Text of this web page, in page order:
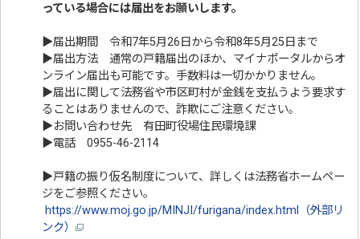
っている場合には届出をお願いします。
▶届出期間 令和7年5月26日から令和8年5月25日まで
▶届出方法 通常の戸籍届出のほか、マイナポータルからオ
ンライン届出も可能です。手数料は一切かかりません。
▶届出に関して法務省や市区町村が金銭を支払うよう要求す
ることはありませんので、詐欺にご注意ください。
▶お問い合わせ先 有田町役場住民環境課
▶電話 0955-46-2114
▶戸籍の振り仮名制度について、詳しくは法務省ホームペー
ジをご参照ください。
https://www.moj.go.jp/MINJI/furigana/index.html（外部リ
ンク）